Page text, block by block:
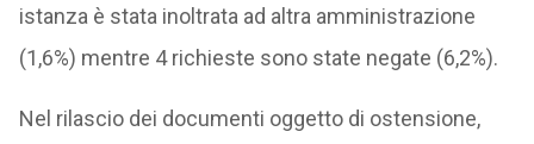
istanza è stata inoltrata ad altra amministrazione
(1,6%) mentre 4 richieste sono state negate (6,2%).
Nel rilascio dei documenti oggetto di ostensione,